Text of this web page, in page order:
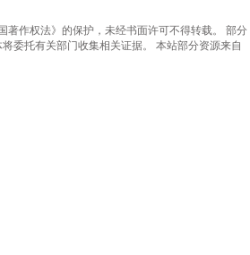
作权法》的保护，未经书面许可不得转载。 部分
委托有关部门收集相关证据。 本站部分资源来自